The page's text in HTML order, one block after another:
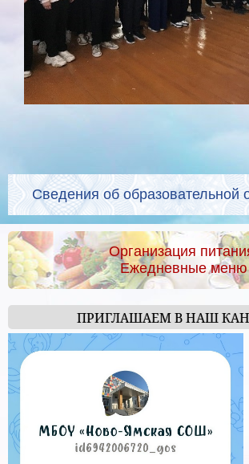
Сведения об образовательной
Организация
Ежедневные меню
ПРИГЛАШАЕМ В НАШ